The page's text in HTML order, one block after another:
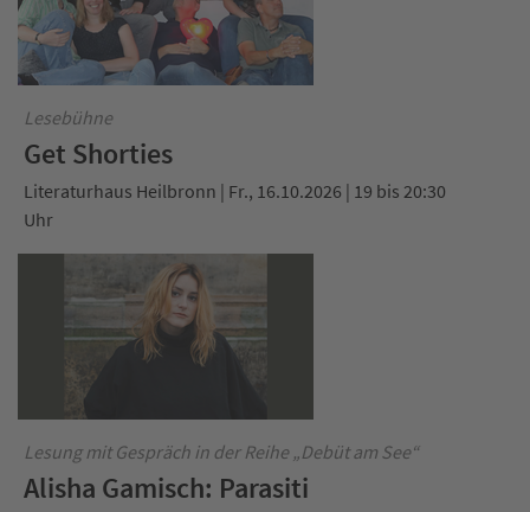
Lesebühne
Get Shorties
Literaturhaus Heilbronn | Fr., 16.10.2026 | 19 bis 20:30
Uhr
Lesung mit Gespräch in der Reihe „Debüt am See“
Alisha Gamisch: Parasiti